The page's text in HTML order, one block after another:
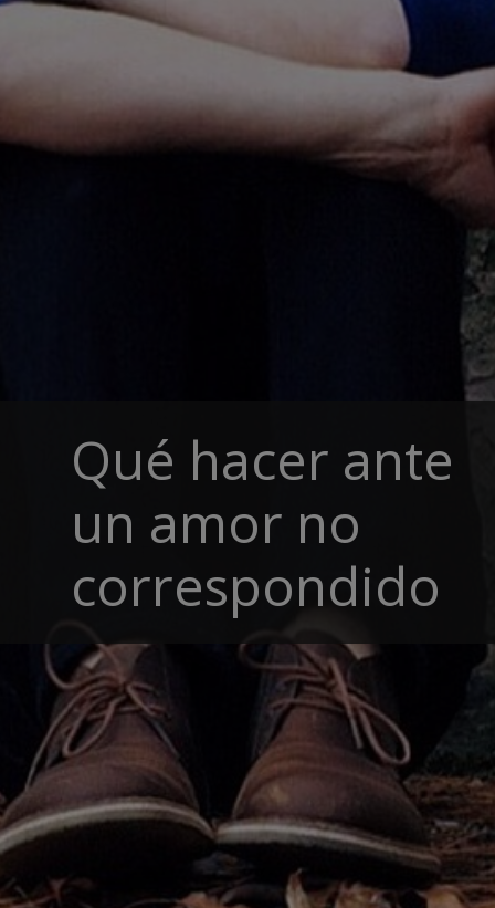
Qué hacer ante
un amor no
correspondido